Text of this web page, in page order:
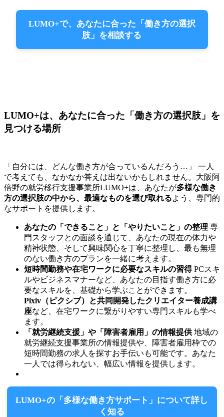
LUMO+で、あなたに合った「働き方の選択
肢」を相談する
LUMO+は、あなたに合った「働き方の選択肢」を
見つける場所
「自分には、どんな働き方が合っているんだろう…」 一人
で考えても、なかなか答えは出ないかもしれません。大阪阿
倍野の就労移行支援事業所LUMO+は、あなたが多様な働き
方の選択肢の中から、最適なものを選び取れるよう、専門的
なサポートを提供します。
あなたの「できること」と「やりたいこと」の整理 専
門スタッフとの面談を通じて、あなたの現在の体力や
精神状態、そして興味関心を丁寧に整理し、最も無理
のない働き方のプランを一緒に考えます。
短時間勤務や在宅ワークに必要なスキルの習得PCスキ
ルやビジネスマナーなど、あなたの目指す働き方に必
要なスキルを、基礎から学ぶことができます。
Pixiv（ピクシブ）と共同開発したクリエイター養成講
座など、在宅ワークに繋がりやすい専門スキルも学べ
ます。
「就労継続支援」や「障害者雇用」の情報提供地域の
就労継続支援事業所の情報提供や、障害者雇用枠での
短時間勤務の求人を探すお手伝いも可能です。あなた
一人では得られない、幅広い情報を提供します。
LUMO+の「多様な働き方サポート」について詳し
く知る